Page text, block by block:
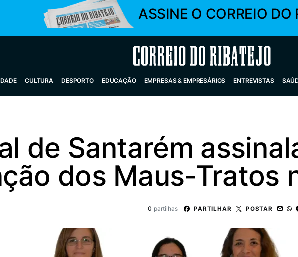
ASSINE O CORREIO DO
Correio do Ribatejo
CULTURA DESPORTO EDUCAÇÃO EMPRESAS & EMPRESÁRIOS ENTREVISTAS
de Santarém
dos Maus-Tratos
0 partilhas PARTILHAR POSTAR